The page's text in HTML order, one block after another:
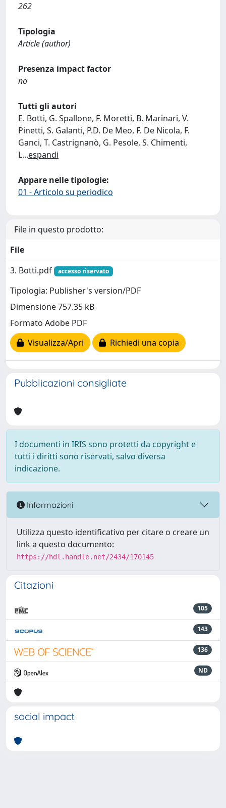
262
Tipologia
Article (author)
Presenza impact factor
no
Tutti gli autori
E. Botti, G. Spallone, F. Moretti, B. Marinari, V.
Pinetti, S. Galanti, P.D. De Meo, F. De Nicola, F.
Ganci, T. Castrignanò, G. Pesole, S. Chimenti,
L...espandi
Appare nelle tipologie:
01 - Articolo su periodico
File in questo prodotto:
File
3. Botti.pdf
accesso riservato
Tipologia: Publisher's version/PDF
Dimensione 757.35 kB
Formato Adobe PDF
Visualizza/Apri
Richiedi una copia
Pubblicazioni consigliate
I documenti in IRIS sono protetti da copyright e
tutti i diritti sono riservati, salvo diversa
indicazione.
Informazioni
Utilizza questo identificativo per citare o creare un
link a questo documento:
https://hdl.handle.net/2434/170145
Citazioni
105
143
136
ND
social impact